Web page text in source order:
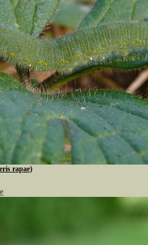
rapae)